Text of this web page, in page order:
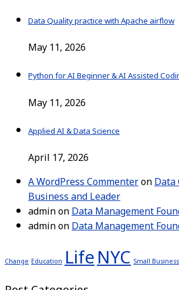
Data Quality practice with Apache airflow
May 11, 2026
Python for AI Beginner & AI Assisted
May 11, 2026
Applied AI & Data Science
April 17, 2026
A WordPress CommenteronData
Business and Leader
adminonData Management
adminonData Management
Change Education LifeNYC Small Business